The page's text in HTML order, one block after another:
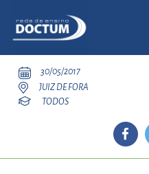
30/05/2017
JUIZ DE FORA
TODOS